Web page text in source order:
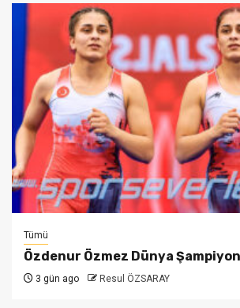
Tümü
Özdenur Özmez Dünya
3 gün ago Resul ÖZSARAY